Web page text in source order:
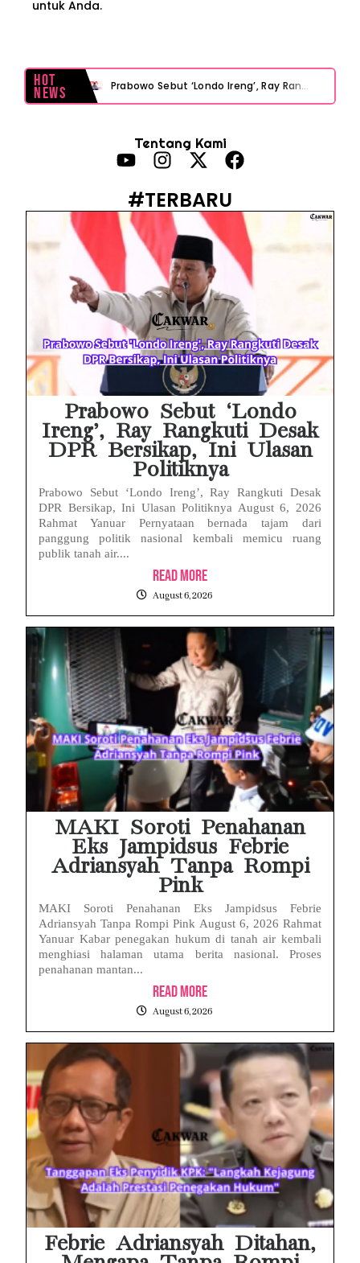
untuk Anda.
Hot
News Prabowo Sebut ‘Londo Ireng’, Ray Rangkuti Desak DPR Bersikap, Ini Ulasan Politiknya
Baterai Apple Watch Cepat Boros? Ini Penyebab dan Cara Mengatasinya
HP Huawei Cepat Panas? Ini Penyebab Utama dan Cara Mengatasinya
HP Realme Kena Air Tidak Bisa Dicas? Jangan Langsung Charge, Ini Solusinya
Eks Jampidsus Febrie Adriansyah Tersangka Korupsi Asabri Tapi Masih Terima Gaji: Mengapa Begitu?
Tentang Kami
#TERBARU
Prabowo Sebut ‘Londo
Ireng’, Ray Rangkuti Desak
DPR Bersikap, Ini Ulasan
Politiknya
Prabowo Sebut ‘Londo Ireng’, Ray Rangkuti Desak
DPR Bersikap, Ini Ulasan Politiknya August 6, 2026
Rahmat Yanuar Pernyataan bernada tajam dari
panggung politik nasional kembali memicu ruang
publik tanah air....
Read More
August 6, 2026
MAKI Soroti Penahanan
Eks Jampidsus Febrie
Adriansyah Tanpa Rompi
Pink
MAKI Soroti Penahanan Eks Jampidsus Febrie
Adriansyah Tanpa Rompi Pink August 6, 2026 Rahmat
Yanuar Kabar penegakan hukum di tanah air kembali
menghiasi halaman utama berita nasional. Proses
penahanan mantan...
Read More
August 6, 2026
Febrie Adriansyah Ditahan,